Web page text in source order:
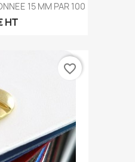
15 MM PAR 100
HT
favorite_border